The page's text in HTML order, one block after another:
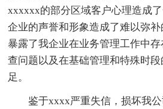
xxxxxx的部分区域客户心理造成
企业的声誉和形象造成了难以弥
暴露了我企业在业务管理工作中
查问题以及在基础管理和特殊时
足。
鉴于xxxx严重失信，损坏我